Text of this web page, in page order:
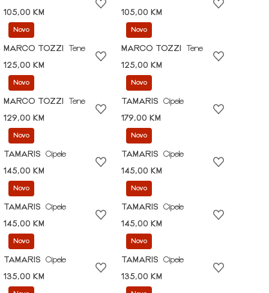
105,00 KM
105,00 KM
Novo
MARCO TOZZI
Tene
125,00 KM
Novo
MARCO TOZZI
Tene
125,00 KM
Novo
MARCO TOZZI
Tene
129,00 KM
Novo
TAMARIS
Cipele
179,00 KM
Novo
TAMARIS
Cipele
145,00 KM
Novo
TAMARIS
Cipele
145,00 KM
Novo
TAMARIS
Cipele
145,00 KM
Novo
TAMARIS
Cipele
145,00 KM
Novo
TAMARIS
Cipele
135,00 KM
Novo
TAMARIS
Cipele
135,00 KM